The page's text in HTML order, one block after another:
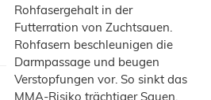
Rohfasergehalt in der
Futterration von Zuchtsauen.
Rohfasern beschleunigen die
Darmpassage und beugen
Verstopfungen vor. So sinkt das
MMA-Risiko trächtiger Sauen.